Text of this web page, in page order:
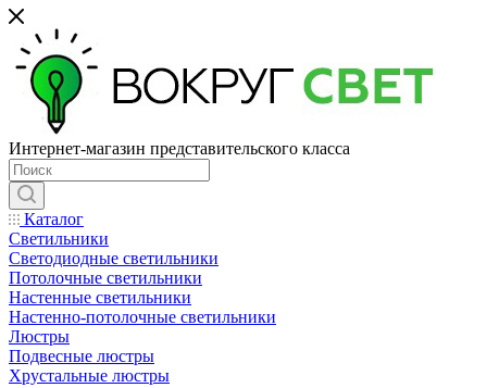
Интернет-магазин представительского класса
Каталог
Светильники
Светодиодные светильники
Потолочные светильники
Настенные светильники
Настенно-потолочные светильники
Люстры
Подвесные люстры
Хрустальные люстры